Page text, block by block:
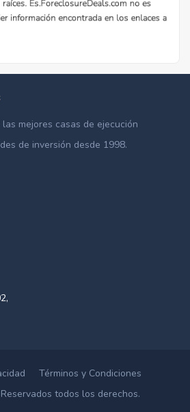
mejores casas de ejecución
de inversión desde 1998.
Términos y Condiciones
todos los derechos.